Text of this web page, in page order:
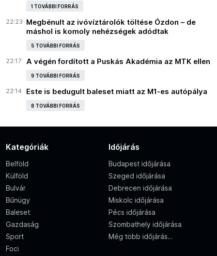
1 TOVÁBBI FORRÁS
22:23 Megbénult az ivóvíztárolók töltése Ózdon – de
máshol is komoly nehézségek adódtak
5 TOVÁBBI FORRÁS
22:17 A végén fordított a Puskás Akadémia az MTK ellen
9 TOVÁBBI FORRÁS
22:14 Este is bedugult baleset miatt az M1-es autópálya
8 TOVÁBBI FORRÁS
Kategóriák
Belföld
Külföld
Bulvár
Bűnügy
Baleset
Gazdaság
Sport
Foci
Időjárás
Budapest időjárása
Szeged időjárása
Debrecen időjárása
Miskolc időjárása
Pécs időjárása
Szombathely időjárása
Még több időjárás…